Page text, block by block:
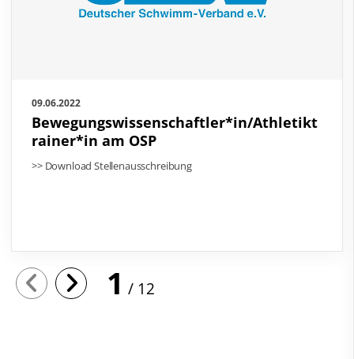
09.06.2022
Bewegungswissenschaftler*in/Athletikt
rainer*in am OSP
>> Download Stellenausschreibung
1 12